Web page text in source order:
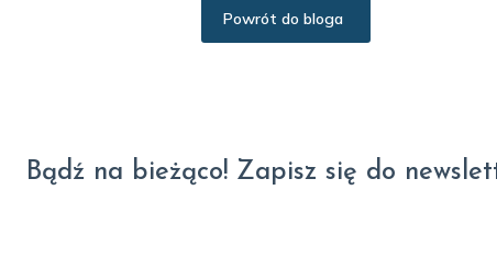
Powrót do bloga
Bądź na bieżąco! Zapisz się do